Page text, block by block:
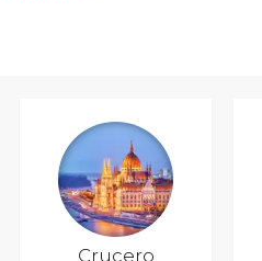
Crucero